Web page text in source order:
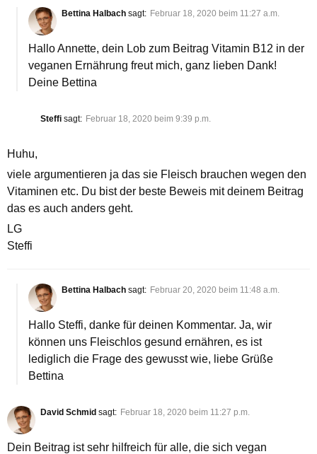
Bettina Halbach sagt: Februar 18, 2020 beim 11:27 a.m.
Hallo Annette, dein Lob zum Beitrag Vitamin B12 in der
veganen Ernährung freut mich, ganz lieben Dank!
Deine Bettina
Steffi sagt: Februar 18, 2020 beim 9:39 p.m.
Huhu,
viele argumentieren ja das sie Fleisch brauchen wegen den
Vitaminen etc. Du bist der beste Beweis mit deinem Beitrag
das es auch anders geht.
LG
Steffi
Bettina Halbach sagt: Februar 20, 2020 beim 11:48 a.m.
Hallo Steffi, danke für deinen Kommentar. Ja, wir
können uns Fleischlos gesund ernähren, es ist
lediglich die Frage des gewusst wie, liebe Grüße
Bettina
David Schmid sagt: Februar 18, 2020 beim 11:27 p.m.
Dein Beitrag ist sehr hilfreich für alle, die sich vegan